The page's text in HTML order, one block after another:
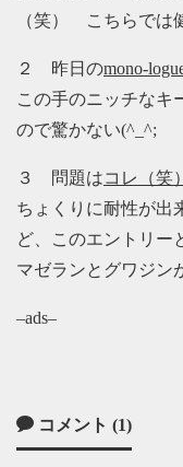
（笑） こちらでは
２ 昨日のmono-
この手のニッチなキ
ので驚かない(^_^;
３ 問題はコレ（笑）
ちょくりに耐性が出
ど、このエントリー
マゼランとグワジン
–ads–
コメント (1)